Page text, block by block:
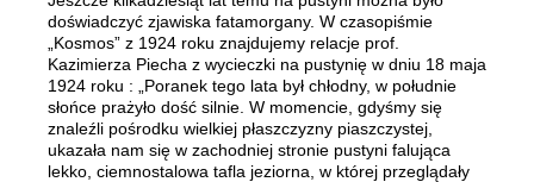
doświadczyć zjawiska fatamorgany. W czasopiśmie
„Kosmos” z 1924 roku znajdujemy relacje prof.
Kazimierza Piecha z wycieczki na pustynię w dniu 18 maja
1924 roku : „Poranek tego lata był chłodny, w południe
słońce prażyło dość silnie. W momencie, gdyśmy się
znaleźli pośrodku wielkiej płaszczyzny piaszczystej,
ukazała nam się w zachodniej stronie pustyni falująca
lekko, ciemnostalowa tafla jeziorna, w której przeglądały